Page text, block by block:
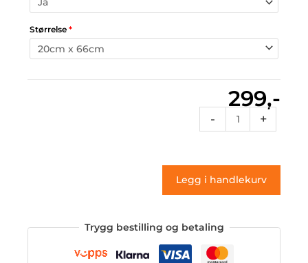
Størrelse *
299,-
-
037
antall
+
Legg i handlekurv
Trygg bestilling og betaling